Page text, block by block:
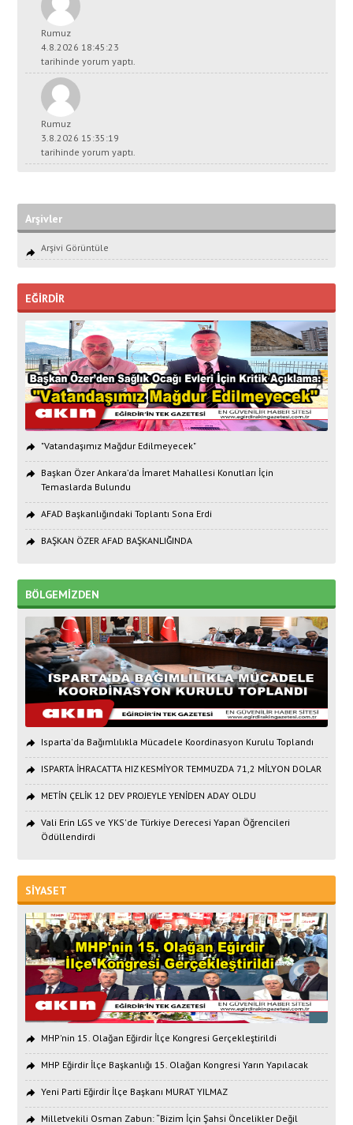
Rumuz
4.8.2026 18:45:23
tarihinde yorum yaptı.
Rumuz
3.8.2026 15:35:19
tarihinde yorum yaptı.
Arşivler
Arşivi Görüntüle
EĞİRDİR
"Vatandaşımız Mağdur Edilmeyecek"
Başkan Özer Ankara’da İmaret Mahallesi Konutları İçin
Temaslarda Bulundu
AFAD Başkanlığındaki Toplantı Sona Erdi
BAŞKAN ÖZER AFAD BAŞKANLIĞINDA
BÖLGEMİZDEN
Isparta'da Bağımlılıkla Mücadele Koordinasyon Kurulu Toplandı
ISPARTA İHRACATTA HIZ KESMİYOR TEMMUZDA 71,2 MİLYON DOLAR
METİN ÇELİK 12 DEV PROJEYLE YENİDEN ADAY OLDU
Vali Erin LGS ve YKS'de Türkiye Derecesi Yapan Öğrencileri
Ödüllendirdi
SİYASET
MHP'nin 15. Olağan Eğirdir İlçe Kongresi Gerçekleştirildi
MHP Eğirdir İlçe Başkanlığı 15. Olağan Kongresi Yarın Yapılacak
Yeni Parti Eğirdir İlçe Başkanı MURAT YILMAZ
Milletvekili Osman Zabun: “Bizim İçin Şahsi Öncelikler Değil